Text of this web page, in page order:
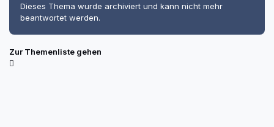
Dieses Thema wurde archiviert und kann nicht mehr
beantwortet werden.
Zur Themenliste gehen